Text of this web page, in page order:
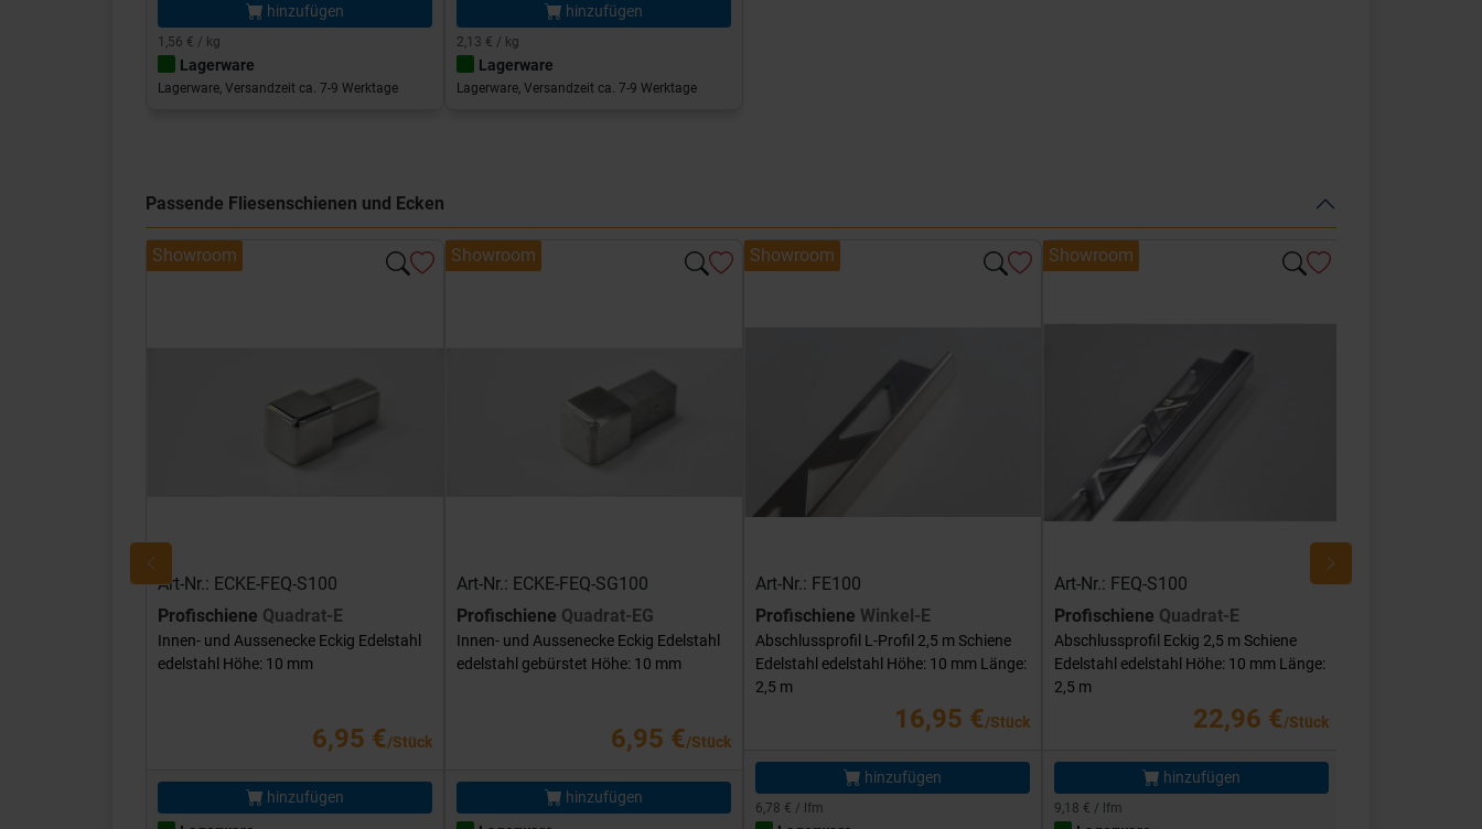
hinzufügen
1,56 € / kg
Lagerware
Lagerware, Versandzeit ca. 7-9 Werktage
hinzufügen
2,13 € / kg
Lagerware
Lagerware, Versandzeit ca. 7-9 Werktage
Passende Fliesenschienen und Ecken
Showroom
Art-Nr.: ECKE-FEQ-S100
Profischiene Quadrat-E
Innen- und Aussenecke Eckig Edelstahl
edelstahl Höhe: 10 mm
6,95 €/Stück
hinzufügen
Showroom
Art-Nr.: ECKE-FEQ-SG100
Profischiene Quadrat-EG
Innen- und Aussenecke Eckig Edelstahl
edelstahl gebürstet Höhe: 10 mm
6,95 €/Stück
hinzufügen
Showroom
Art-Nr.: FE100
Profischiene Winkel-E
Abschlussprofil L-Profil 2,5 m Schiene
Edelstahl edelstahl Höhe: 10 mm Länge:
2,5 m
16,95 €/Stück
hinzufügen
6,78 € / lfm
Showroom
Art-Nr.: FEQ-S100
Profischiene Quadrat-E
Abschlussprofil Eckig 2,5 m Schiene
Edelstahl edelstahl Höhe: 10 mm Länge:
2,5 m
22,96 €/Stück
hinzufügen
9,18 € / lfm